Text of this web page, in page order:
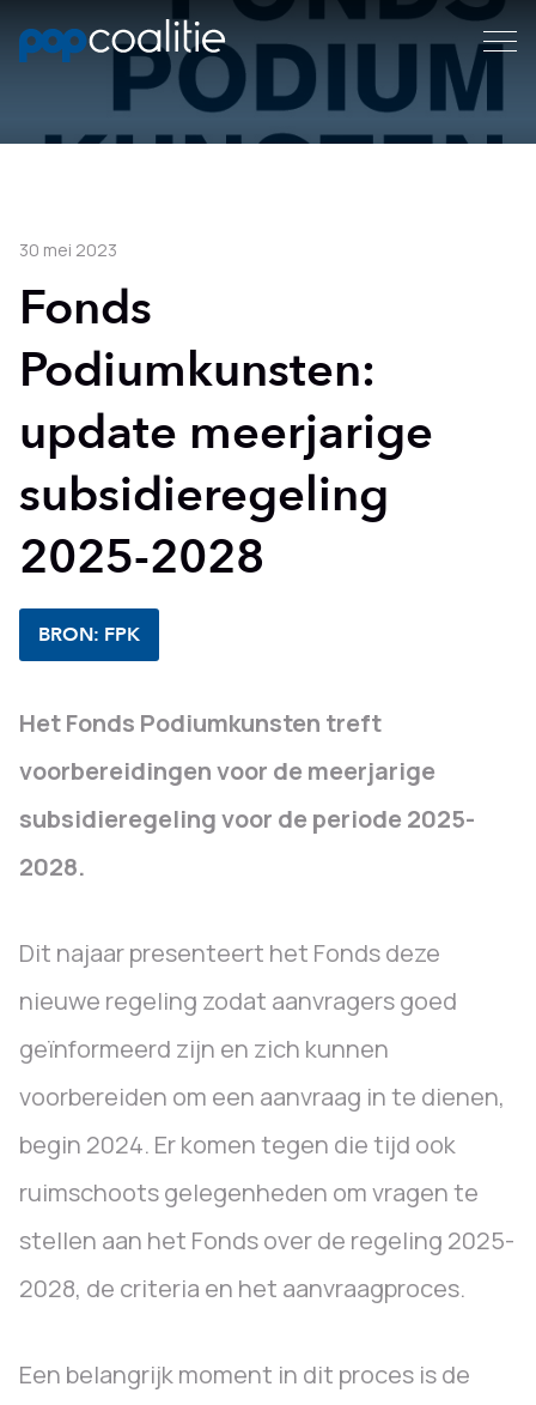
30 mei 2023
Fonds
Podiumkunsten:
update meerjarige
subsidieregeling
2025-2028
BRON: FPK
Het Fonds Podiumkunsten treft
voorbereidingen voor de meerjarige
subsidieregeling voor de periode 2025-
2028.
Dit najaar presenteert het Fonds deze
nieuwe regeling zodat aanvragers goed
geïnformeerd zijn en zich kunnen
voorbereiden om een aanvraag in te dienen,
begin 2024. Er komen tegen die tijd ook
ruimschoots gelegenheden om vragen te
stellen aan het Fonds over de regeling 2025-
2028, de criteria en het aanvraagproces.
Een belangrijk moment in dit proces is de